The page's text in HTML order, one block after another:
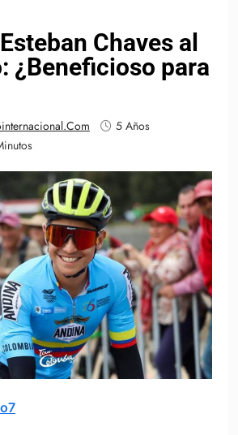
Chaves al
¿Beneficioso para
5 Años